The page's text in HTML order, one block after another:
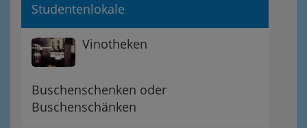
Studentenlokale
Vinotheken
Buschenschenken oder
Buschenschänken